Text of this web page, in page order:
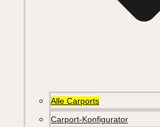
Alle Carports
Carport-Konfigurator